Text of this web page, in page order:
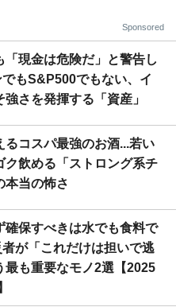
Sponsored
「現金は危険だ」と警告し
もS&P500でもない、イ
強さを発揮する「資産」
るコスパ最強のお酒...若い
ク飲める「ストロング系チ
本当の怖さ
確保すべきは水でも食料で
者が「これだけは担いで逃
最も重要なモノ2選【2025